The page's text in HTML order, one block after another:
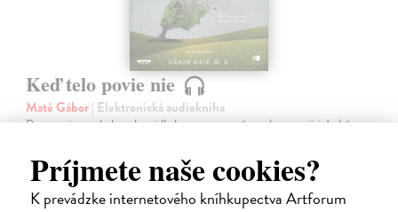
Príjmete naše cookies?
K prevádzke internetového kníhkupectva Artforum
Keď telo povie nie
Maté Gábor| Elektronická audiokniha
Prevencia pred chorobami ľudstvo zamestnáva od nepamäti. Lekár a
využívame svoju mozgovú kapacitu, má vplyv aj na naše fyzické
zdravie.
Na stiahnutie akoMP3